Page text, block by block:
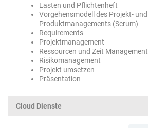
Lasten und Pflichtenheft
Vorgehensmodell des Projekt- und
Produktmanagements (Scrum)
Requirements
Projektmanagement
Ressourcen und Zeit Management
Risikomanagement
Projekt umsetzen
Präsentation
Cloud Dienste